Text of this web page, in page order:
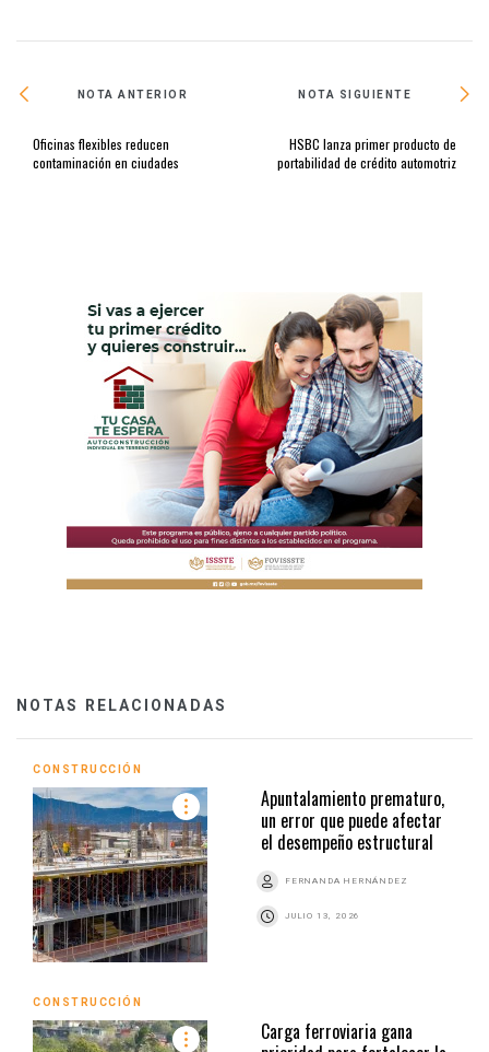
NOTA ANTERIOR
Oficinas flexibles reducen
contaminación en ciudades
NOTA SIGUIENTE
HSBC lanza primer producto de
portabilidad de crédito automotriz
NOTAS RELACIONADAS
CONSTRUCCIÓN
Apuntalamiento prematuro,
un error que puede afectar
el desempeño estructural
FERNANDA HERNÁNDEZ
JULIO 13, 2026
CONSTRUCCIÓN
Carga ferroviaria gana